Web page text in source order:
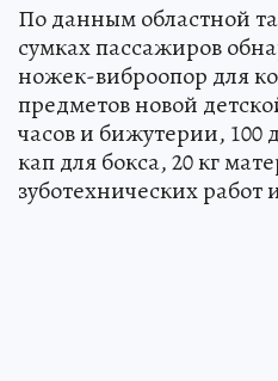
По данным областной
сумках пассажиров
ножек-виброопор для
предметов новой
часов и бижутерии, 100
кап для бокса, 20 кг
зуботехнических работ